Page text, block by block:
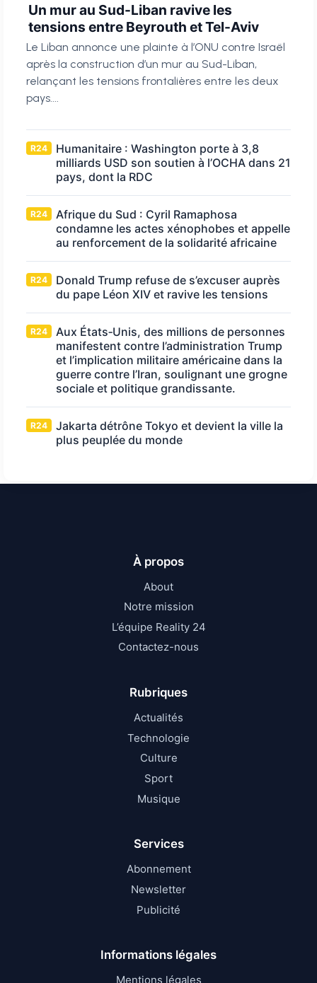
Un mur au Sud-Liban ravive les
tensions entre Beyrouth et Tel-Aviv
Le Liban annonce une plainte à l’ONU contre Israël
après la construction d’un mur au Sud-Liban,
relançant les tensions frontalières entre les deux
pays....
R24
Humanitaire : Washington porte à 3,8
milliards USD son soutien à l’OCHA dans 21
pays, dont la RDC
R24
Afrique du Sud : Cyril Ramaphosa
condamne les actes xénophobes et appelle
au renforcement de la solidarité africaine
R24
Donald Trump refuse de s’excuser auprès
du pape Léon XIV et ravive les tensions
R24
Aux États‑Unis, des millions de personnes
manifestent contre l’administration Trump
et l’implication militaire américaine dans la
guerre contre l’Iran, soulignant une grogne
sociale et politique grandissante.
R24
Jakarta détrône Tokyo et devient la ville la
plus peuplée du monde
À propos
About
Notre mission
L’équipe Reality 24
Contactez-nous
Rubriques
Actualités
Technologie
Culture
Sport
Musique
Services
Abonnement
Newsletter
Publicité
Informations légales
Mentions légales